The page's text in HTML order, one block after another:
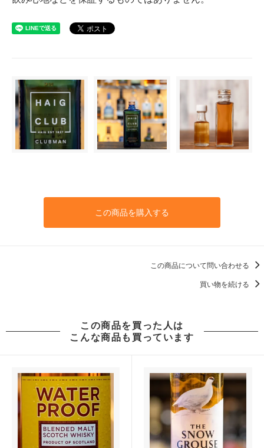
この商品を購入する
この商品について問い合わせる
買い物を続ける
この商品を買った人は
こんな商品も買っています